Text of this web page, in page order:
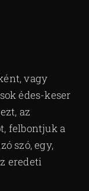
vagy
édes-keser
az
felbontjuk a
szó, egy,
eredeti